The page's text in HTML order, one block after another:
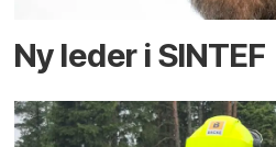
Ny leder i SINTEF